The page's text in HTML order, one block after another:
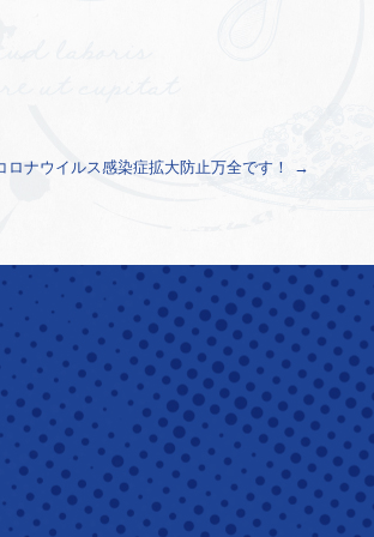
ロナウイルス感染症拡大防止万全です！ →